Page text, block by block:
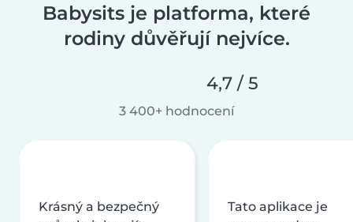
Babysits je platforma, které
rodiny důvěřují nejvíce.
4,7 / 5
3 400+ hodnocení
Krásný a bezpečný
Tato aplikace je